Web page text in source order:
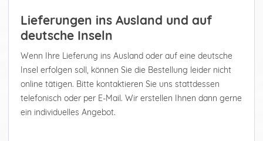
Lieferungen ins Ausland und auf
deutsche Inseln
Wenn Ihre Lieferung ins Ausland oder auf eine deutsche
Insel erfolgen soll, können Sie die Bestellung leider nicht
online tätigen. Bitte kontaktieren Sie uns stattdessen
telefonisch oder per E-Mail. Wir erstellen Ihnen dann gerne
ein individuelles Angebot.